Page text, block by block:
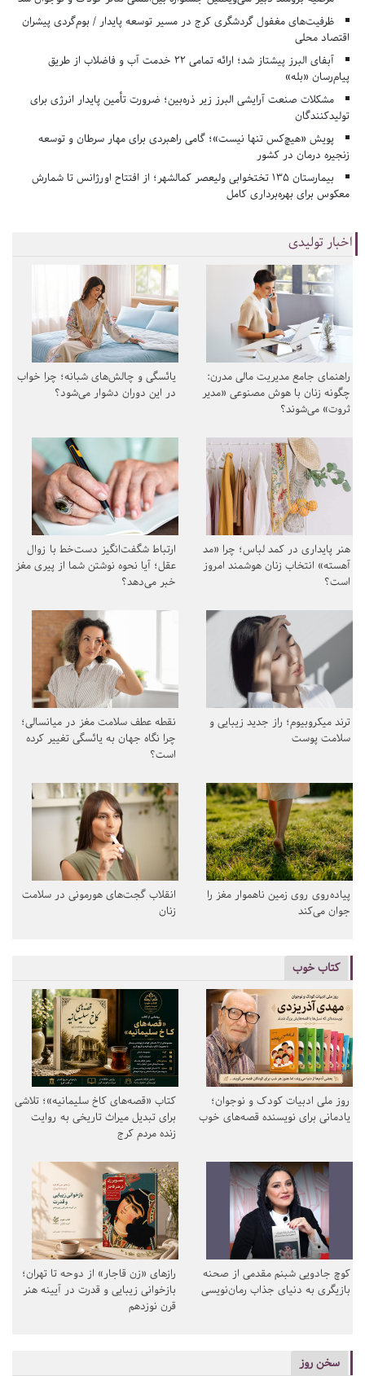
ظرفیت‌های مغفول گردشگری کرج در مسیر توسعه پایدار / بوم‌گردی پیشران
اقتصاد محلی
آبفای البرز پیشتاز شد؛ ارائه تمامی ۲۲ خدمت آب و فاضلاب از طریق
پیام‌رسان «بله»
مشکلات صنعت آرایشی البرز زیر ذره‌بین؛ ضرورت تأمین پایدار انرژی برای
تولیدکنندگان
پویش «هیچ‌کس تنها نیست»؛ گامی راهبردی برای مهار سرطان و توسعه
زنجیره درمان در کشور
بیمارستان ۱۳۵ تختخوابی ولیعصر کمالشهر؛ از افتتاح اورژانس تا شمارش
معکوس برای بهره‌برداری کامل
اخبار تولیدی
راهنمای جامع مدیریت مالی مدرن:
چگونه زنان با هوش مصنوعی «مدیر
ثروت» می‌شوند؟
یائسگی و چالش‌های شبانه؛ چرا خواب
در این دوران دشوار می‌شود؟
هنر پایداری در کمد لباس؛ چرا «مد
آهسته» انتخاب زنان هوشمند امروز
است؟
ارتباط شگفت‌انگیز دست‌خط با زوال
عقل؛ آیا نحوه نوشتن شما از پیری مغز
خبر می‌دهد؟
ترند میکروبیوم؛ راز جدید زیبایی و
سلامت پوست
نقطه عطف سلامت مغز در میانسالی؛
چرا نگاه جهان به یائسگی تغییر کرده
است؟
پیاده‌روی روی زمین ناهموار مغز را
جوان می‌کند
انقلاب گجت‌های هورمونی در سلامت
زنان
کتاب خوب
روز ملی ادبیات کودک و نوجوان؛
یادمانی برای نویسنده قصه‌های خوب
کتاب «قصه‌های کاخ سلیمانیه»؛ تلاشی
برای تبدیل میراث تاریخی به روایت
زنده مردم کرج
کوچ جادویی شبنم مقدمی از صحنه
بازیگری به دنیای جذاب رمان‌نویسی
رازهای «زن قاجار» از دوحه تا تهران؛
بازخوانی زیبایی و قدرت در آیینه هنر
قرن نوزدهم
سخن روز